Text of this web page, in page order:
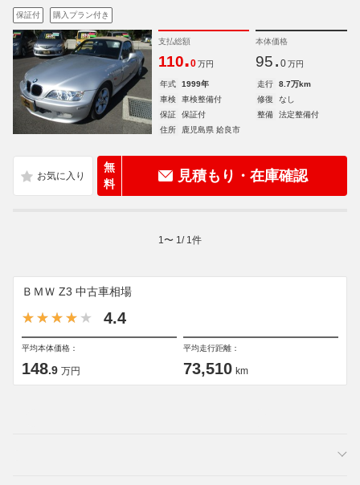
保証付 購入プラン付き
支払総額
110.0 万円
本体価格
95. 0 万円
年式 1999年 走行
8.7万km
車検
車検整備付 修復
なし
保証
保証付 整備
法定整備付
住所
鹿児島県 姶良市
無
料
見積もり・在庫確認
1 〜 1 / 1 件
ＢＭＷ Z3 中古車相場
4.4
平均本体価格：
148.9 万円
平均走行距離：
73,510 km